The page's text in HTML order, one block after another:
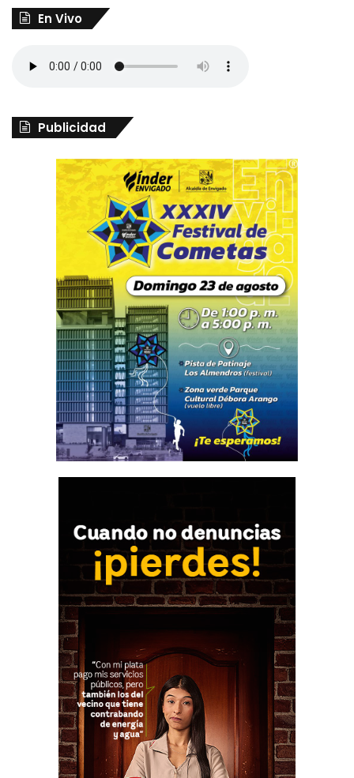
En Vivo
Publicidad